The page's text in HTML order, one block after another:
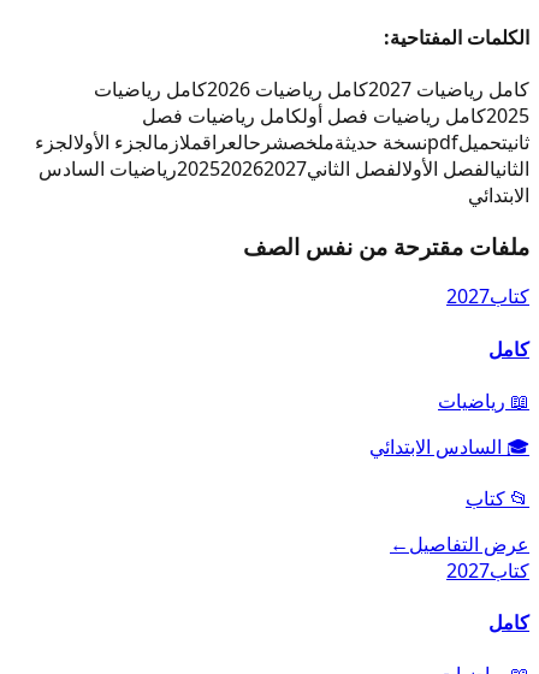
الكلمات المفتاحية:
كامل رياضيات 2027
كامل رياضيات 2026
كامل رياضيات
2025كامل رياضيات فصل أولكامل رياضيات فصل
ثانيتحميلpdfنسخة حديثةملخصشرحالعراقملازمالجزء الأولالجزء
الثانيالفصل الأولالفصل الثاني 202520262027
رياضيات السادس
الابتدائي
ملفات مقترحة من نفس الصف
كتاب2027
كامل
📖 رياضيات
🎓 السادس الابتدائي
📂 كتاب
عرض التفاصيل←
كتاب2027
كامل